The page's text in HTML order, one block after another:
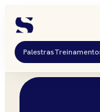
Palestras